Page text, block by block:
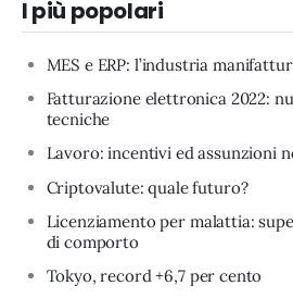
I più popolari
MES e ERP: l’industria
Fatturazione elettronica 2022:
tecniche
Lavoro: incentivi ed assunzioni
Criptovalute: quale futuro?
Licenziamento per malattia:
di comporto
Tokyo, record +6,7 per cento